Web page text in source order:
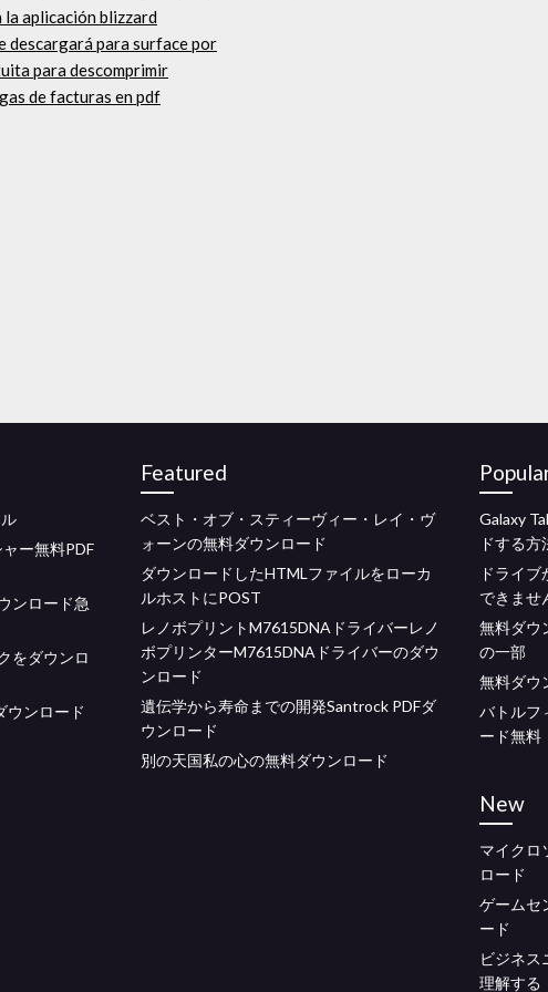
aplicación blizzard
descargará para surface por
para descomprimir
de facturas en pdf
ー無料PDF
ンロード急
をダウンロ
ウンロード
Featured
ベスト・オブ・スティーヴィー・レイ・ヴ
ォーンの無料ダウンロード
ダウンロードしたHTMLファイルをローカ
ルホストにPOST
レノボプリントM7615DNAドライバーレノ
ボプリンターM7615DNAドライバーのダウ
ンロード
遺伝学から寿命までの開発Santrock PDFダ
ウンロード
別の天国私の心の無料ダウンロード
Galaxy
ドする方
ドライ
できませ
無料ダウ
の一部
無料ダウ
バトルフ
ード無料
New
マイクロ
ロード
ゲームセ
ード
ビジネス
理解する